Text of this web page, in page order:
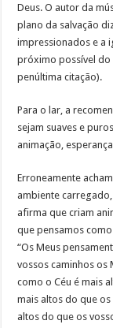
Deus. O autor da
plano da salvação
impressionados e a
próximo possível do
penúltima citação).
Para o lar, a
sejam suaves e
animação,
Erroneamente
ambiente
afirma que criam
que pensamos
“Os Meus
vossos caminhos os
como o Céu é mais
mais altos do que
altos do que os